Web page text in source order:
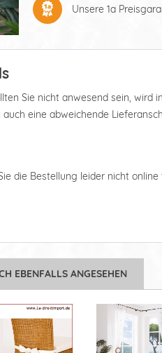
Unsere 1a
Sie nicht anwesend sein,
eine abweichende
die Bestellung leider nicht
EBENFALLS ANGESEHEN